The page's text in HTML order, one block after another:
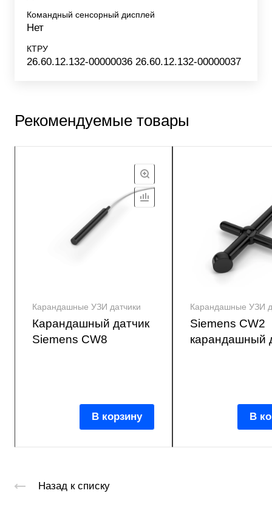
Командный сенсорный дисплей
Нет
КТРУ
26.60.12.132-00000036 26.60.12.132-00000037
Рекомендуемые товары
Карандашные УЗИ датчики
Карандашный датчик
Siemens CW8
В корзину
Карандашные УЗИ
Siemens CW2
карандашный
В
Назад к списку